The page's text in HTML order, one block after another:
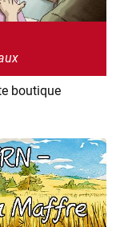
boutique